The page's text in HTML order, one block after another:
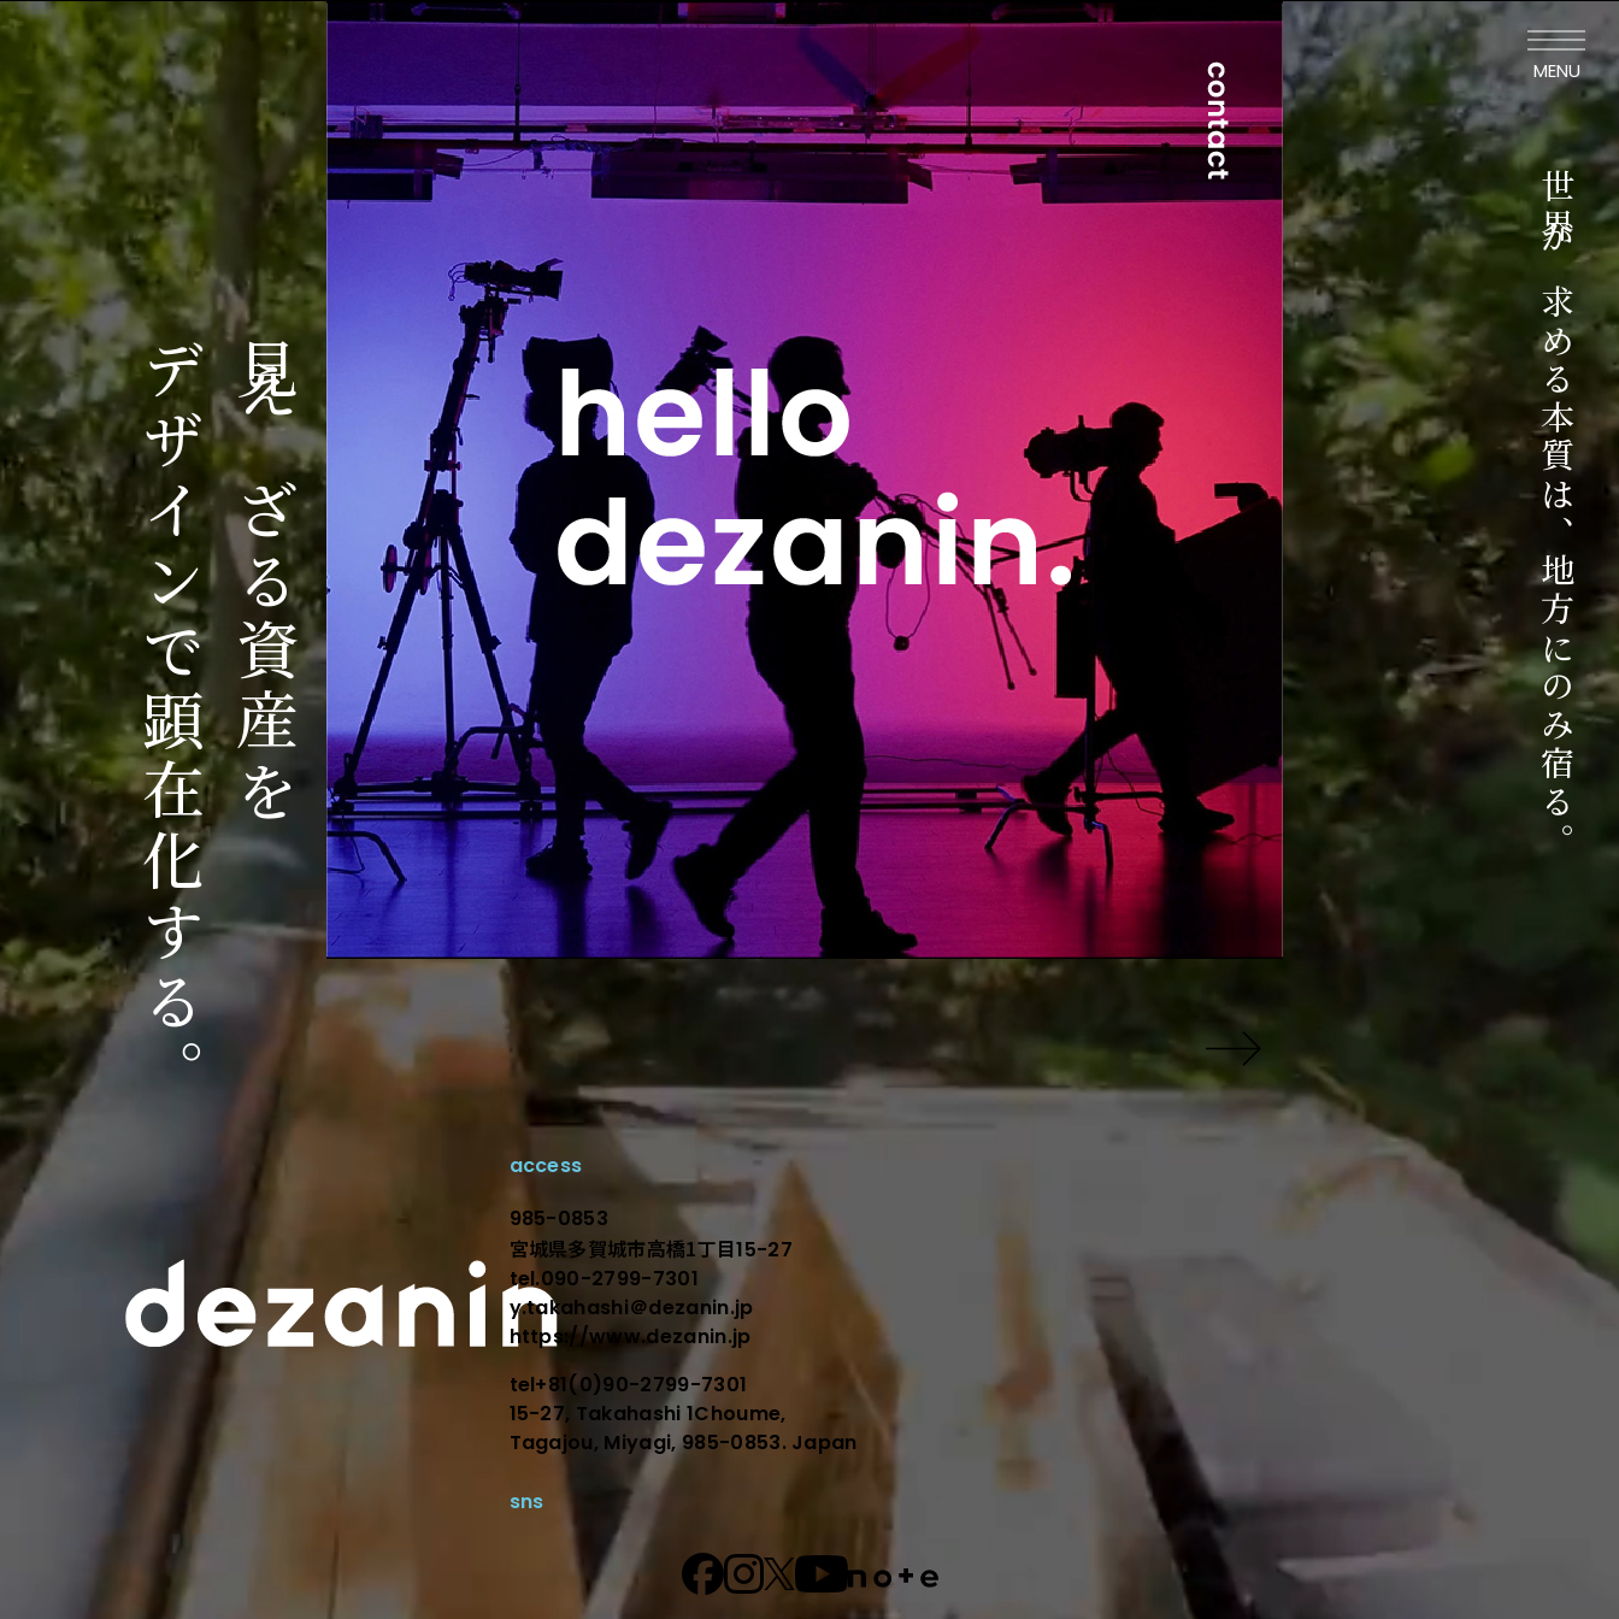
MENU
世界が求める本質は、地方にのみ宿る。
見えざる資産を
デザインで顕在化する。
相談からのスタートでも構いません。
未来に向けて顕在化しましょう。
デザインで顕在化する。
access
985-0853
宮城県多賀城市高橋1丁目15-27
tel.090-2799-7301
y.takahashi＠dezanin.jp
https://www.dezanin.jp
tel+81(0)90-2799-7301
15-27, Takahashi 1Choume,
Tagajou, Miyagi, 985-0853. Japan
sns
見えざる資産を